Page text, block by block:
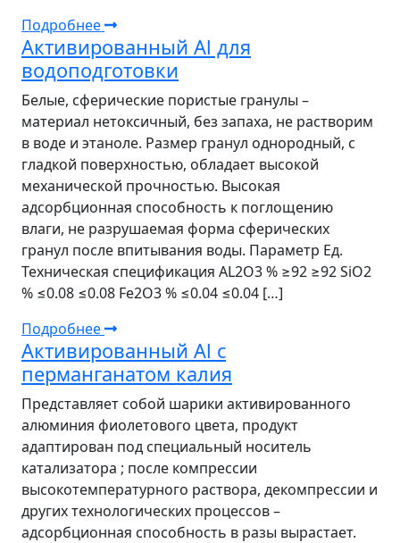
Подробнее
Активированный Al для
водоподготовки
Белые, сферические пористые гранулы –
материал нетоксичный, без запаха, не растворим
в воде и этаноле. Размер гранул однородный, с
гладкой поверхностью, обладает высокой
механической прочностью. Высокая
адсорбционная способность к поглощению
влаги, не разрушаемая форма сферических
гранул после впитывания воды. Параметр Ед.
Техническая спецификация AL2O3 % ≥92 ≥92 SiO2
% ≤0.08 ≤0.08 Fe2O3 % ≤0.04 ≤0.04 […]
Подробнее
Активированный Al с
перманганатом калия
Представляет собой шарики активированного
алюминия фиолетового цвета, продукт
адаптирован под специальный носитель
катализатора ; после компрессии
высокотемпературного раствора, декомпрессии и
других технологических процессов –
адсорбционная способность в разы вырастает.